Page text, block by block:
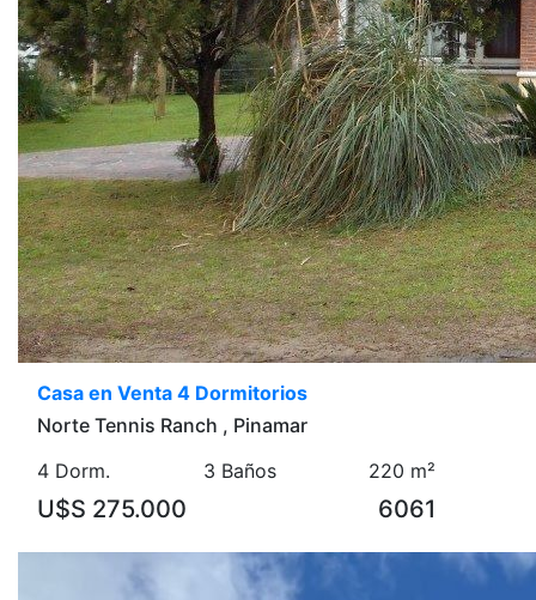
Casa en Venta 4 Dormitorios
Norte Tennis Ranch , Pinamar
4 Dorm.
3 Baños 220 m²
U$S 275.000 6061